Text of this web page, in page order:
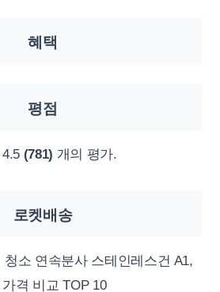
혜택
평점
4.5 (781) 개의 평가.
로켓배송